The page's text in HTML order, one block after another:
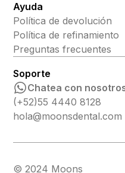
Ayuda
Política de devolución
Política de refinamiento
Preguntas frecuentes
Soporte
Chatea con
(+52)55 4440 8128
hola@moonsdental.com
© 2024 Moons